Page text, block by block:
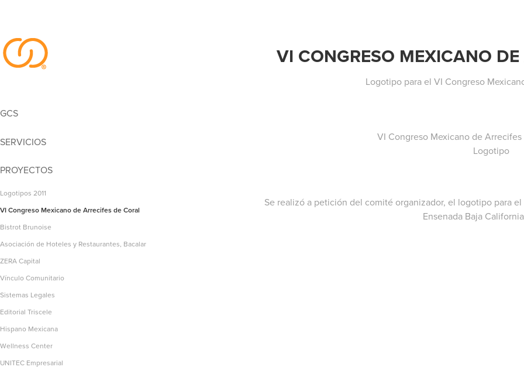
GCS
SERVICIOS
PROYECTOS
Logotipos 2011
VI Congreso Mexicano de Arrecifes de Coral
Bistrot Brunoise
Asociación de Hoteles y Restaurantes, Bacalar
ZERA Capital
Vínculo Comunitario
Sistemas Legales
Editorial Triscele
Hispano Mexicana
Wellness Center
UNITEC Empresarial
VI CONGRESO MEXICANO
Logotipo para el VI Congreso
VI Congreso Mexicano de
Logotipo
Se realizó a petición del comité organizador, el logotipo para
Ensenada Baja